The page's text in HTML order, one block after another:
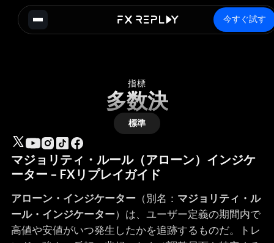
今すぐ試す
指標
多数決
標準
マジョリティ・ルール（アローン）インジケ
ーター – FXリプレイガイド
アローン・インジケーター（別名： マジョリティ・ル
ール・インジケーター）は、ユーザー定義の期間内で
高値や安値がいつ発生したかを追跡するものだ。トレ